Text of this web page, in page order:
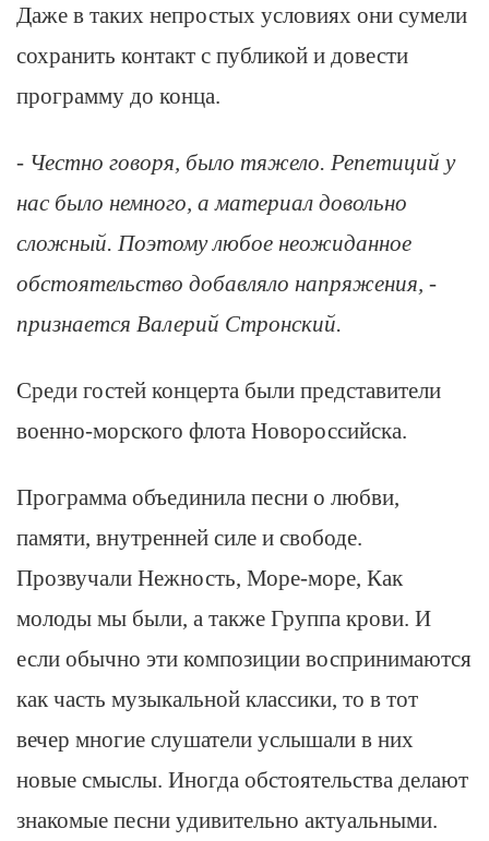
Даже в таких непростых условиях они сумели
сохранить контакт с публикой и довести
программу до конца.
- Честно говоря, было тяжело. Репетиций у
нас было немного, а материал довольно
сложный. Поэтому любое неожиданное
обстоятельство добавляло напряжения, -
признается Валерий Стронский.
Среди гостей концерта были представители
военно-морского флота Новороссийска.
Программа объединила песни о любви,
памяти, внутренней силе и свободе.
Прозвучали Нежность, Море-море, Как
молоды мы были, а также Группа крови. И
если обычно эти композиции воспринимаются
как часть музыкальной классики, то в тот
вечер многие слушатели услышали в них
новые смыслы. Иногда обстоятельства делают
знакомые песни удивительно актуальными.